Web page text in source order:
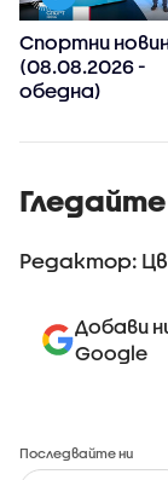
Спортни
(08.08.2026 -
обедна)
Редактор:
Добави
Google
Последвайте ни